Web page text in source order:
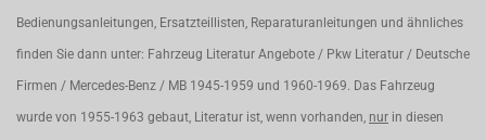
Bedienungsanleitungen, Ersatzteillisten, Reparaturanleitungen und ähnliches
finden Sie dann unter: Fahrzeug Literatur Angebote / Pkw Literatur / Deutsche
Firmen / Mercedes-Benz / MB 1945-1959 und 1960-1969. Das Fahrzeug
wurde von 1955-1963 gebaut, Literatur ist, wenn vorhanden, nur in diesen